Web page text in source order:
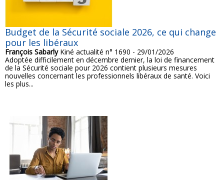
Budget de la Sécurité sociale 2026, ce qui change
pour les libéraux
François SabarlyKiné actualité n° 1690 - 29/01/2026
Adoptée difficilement en décembre dernier, la loi de financement
de la Sécurité sociale pour 2026 contient plusieurs mesures
nouvelles concernant les professionnels libéraux de santé. Voici
les plus...